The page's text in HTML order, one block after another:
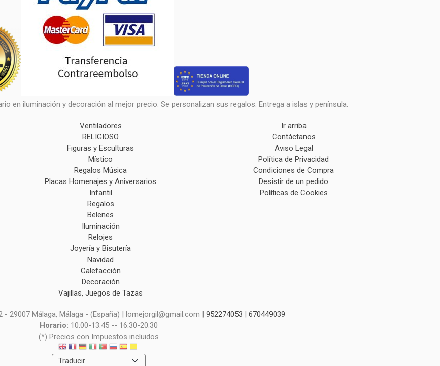
en iluminación y decoración al mejor precio. Se personalizan sus regalos. Entrega a islas y península.
Ventiladores
RELIGIOSO
Figuras y Esculturas
Místico
Regalos Música
Placas Homenajes y Aniversarios
Infantil
Regalos
Belenes
Iluminación
Relojes
Joyería y Bisutería
Navidad
Calefacción
Decoración
Vajillas, Juegos de Tazas
Ir arriba
Contáctanos
Aviso Legal
Política de Privacidad
Condiciones de Compra
Desistir de un pedido
Políticas de Cookies
- 29007 Málaga, Málaga - (España) | lomejorgil@gmail.com | 952274053 | 670449039
Horario: 10:00-13:45 -- 16:30-20:30
(*) Precios con Impuestos incluidos